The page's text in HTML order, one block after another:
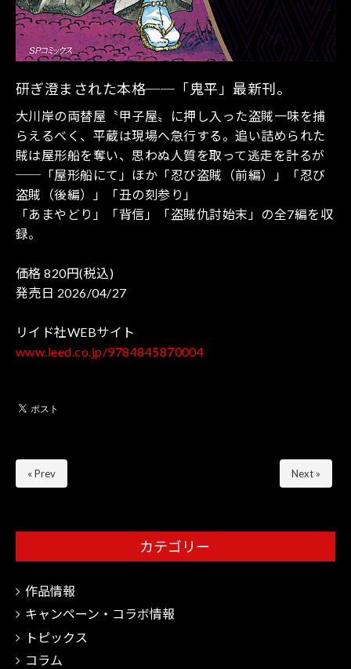
研ぎ澄まされた本格──「鬼平」最新刊。
大川岸の両替屋〝甲子屋〟に押し入った盗賊一味を捕
らえるべく、平蔵は現場へ急行する。追い詰められた
賊は屋形船を奪い、思わぬ人質を取って逃走を計るが
──「屋形船にて」ほか「忍び盗賊（前編）」「忍び
盗賊（後編）」「丑の刻参り」
「あまやどり」「背信」「盗賊仇討始末」の全7編を収
録。
価格 820円(税込)
発売日 2026/04/27
リイド社WEBサイト
www.leed.co.jp/9784845870004
« Prev Next »
カテゴリー
作品情報
キャンペーン・コラボ情報
トピックス
コラム